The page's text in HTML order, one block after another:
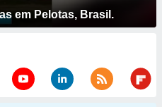
em Pelotas, Brasil.